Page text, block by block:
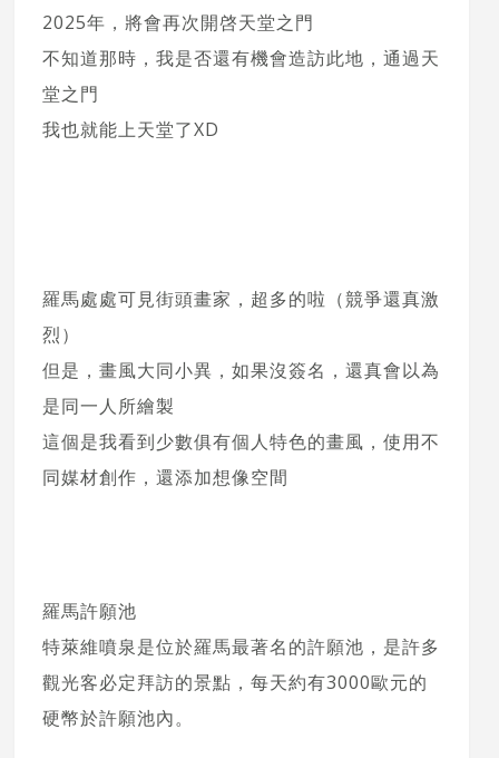
2025年，將會再次開啓天堂之門
不知道那時，我是否還有機會造訪此地，通過天
堂之門
我也就能上天堂了XD
羅馬處處可見街頭畫家，超多的啦（競爭還真激
烈）
但是，畫風大同小異，如果沒簽名，還真會以為
是同一人所繪製
這個是我看到少數俱有個人特色的畫風，使用不
同媒材創作，還添加想像空間
羅馬許願池
特萊維噴泉是位於羅馬最著名的許願池，是許多
觀光客必定拜訪的景點，每天約有3000歐元的
硬幣於許願池內。